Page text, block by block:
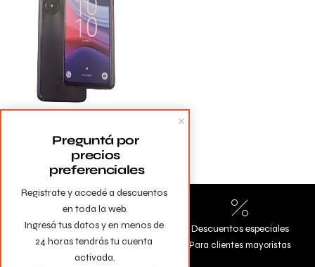
Envíos a todo el país
Gratis en compras mayores a
$10.000
Descuentos especiales
Para clientes mayoristas
Registrate y accedé a descuentos
en toda la web.
Ingresá tus datos y en menos de
24 horas tendrás tu cuenta
activada.
Preguntá por
precios
preferenciales